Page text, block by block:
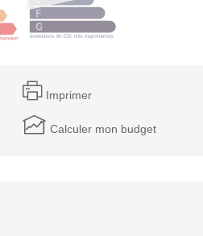
Imprimer
Calculer mon budget